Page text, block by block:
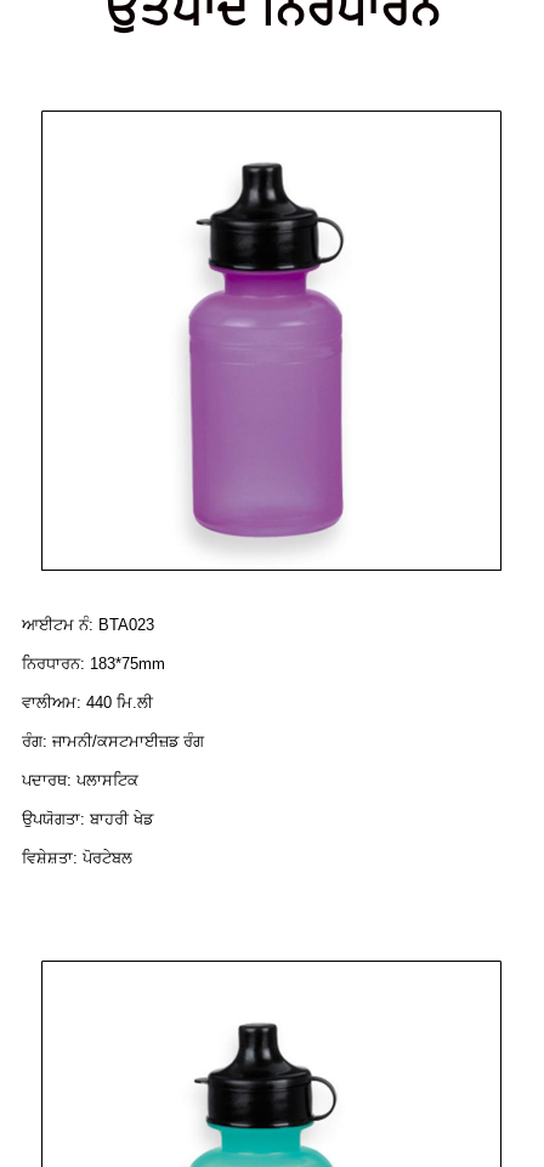
ਆਈਟਮ ਨੰ: BTA023
ਨਿਰਧਾਰਨ: 183*75mm
ਵਾਲੀਅਮ: 440 ਮਿ.ਲੀ
ਰੰਗ: ਜਾਮਨੀ/ਕਸਟਮਾਈਜ਼ਡ ਰੰਗ
ਪਦਾਰਥ: ਪਲਾਸਟਿਕ
ਉਪਯੋਗਤਾ: ਬਾਹਰੀ ਖੇਡ
ਵਿਸ਼ੇਸ਼ਤਾ: ਪੋਰਟੇਬਲ